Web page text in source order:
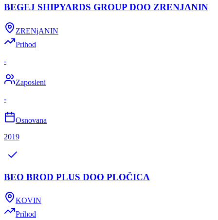
BEGEJ SHIPYARDS GROUP DOO ZRENJANIN
ZRENjANIN
Prihod
-
Zaposleni
-
Osnovana
2019
BEO BROD PLUS DOO PLOČICA
KOVIN
Prihod